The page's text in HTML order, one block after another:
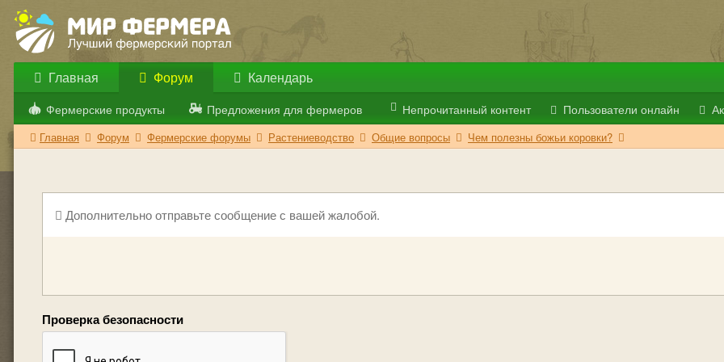
Главная Форум
Фермерские продукты Предложения для фермеров Непрочитанный контент Пользователи онлайн
Календарь
Главная Форум Фермерские форумы Растениеводство Общие вопросы Чем полезны божьи коровки?
Дополнительно отправьте сообщение с вашей жалобой.
Проверка безопасности